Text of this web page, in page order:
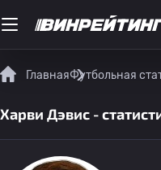
ГлавнаяФутбольная
Харви Дэвис -